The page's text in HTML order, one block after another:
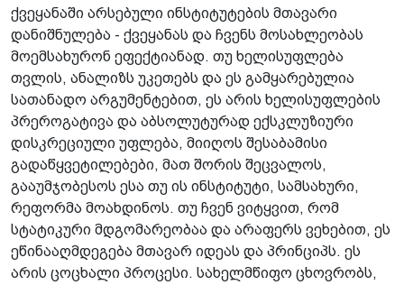
ქვეყანაში არსებული ინსტიტუტების მთავარი
დანიშნულება - ქვეყანას და ჩვენს მოსახლეობას
მოემსახურონ ეფექტიანად. თუ ხელისუფლება
თვლის, ანალიზს უკეთებს და ეს გამყარებულია
სათანადო არგუმენტებით, ეს არის ხელისუფლების
პრეროგატივა და აბსოლუტურად ექსკლუზიური
დისკრეციული უფლება, მიიღოს შესაბამისი
გადაწყვეტილებები, მათ შორის შეცვალოს,
გააუმჯობესოს ესა თუ ის ინსტიტუტი, სამსახური,
რეფორმა მოახდინოს. თუ ჩვენ ვიტყვით, რომ
სტატიკური მდგომარეობაა და არაფერს ვეხებით, ეს
ეწინააღმდეგება მთავარ იდეას და პრინციპს. ეს
არის ცოცხალი პროცესი. სახელმწიფო ცხოვრობს,